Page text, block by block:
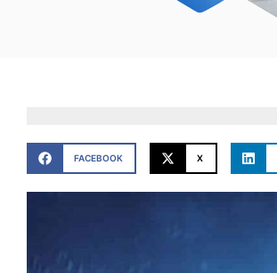
FACEBOOK X